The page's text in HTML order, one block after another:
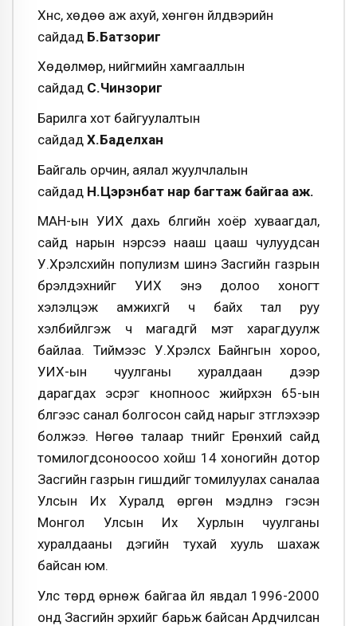
Хүнс, хөдөө аж ахуй, хөнгөн үйлдвэрийн
сайдад Б.Батзориг
Хөдөлмөр, нийгмийн хамгааллын
сайдад С.Чинзориг
Барилга хот байгуулалтын
сайдад Х.Баделхан
Байгаль орчин, аялал жуулчлалын
сайдад Н.Цэрэнбат нар багтаж байгаа аж.
МАН-ын УИХ дахь бүлгийн хоёр хуваагдал,
сайд нарын нэрсээ нааш цааш чулуудсан
У.Хүрэлсүхийн популизм шинэ Засгийн газрын
бүрэлдэхүүнийг УИХ энэ долоо хоногт
хэлэлцэж амжихгүй ч байх тал руу
хэлбийлгэж ч магадгүй мэт харагдуулж
байлаа. Тиймээс У.Хүрэлсүх Байнгын хороо,
УИХ-ын чуулганы хуралдаан дээр
дарагдах эсрэг кнопноос жийрхэн 65-ын
бүлгээс санал болгосон сайд нарыг зүтгүүлэхээр
болжээ. Нөгөө талаар түүнийг Ерөнхий сайд
томилогдсоноосоо хойш 14 хоногийн дотор
Засгийн газрын гишүүдийг томилуулах саналаа
Улсын Их Хуралд өргөн мэдүүлнэ гэсэн
Монгол Улсын Их Хурлын чуулганы
хуралдааны дэгийн тухай хууль шахаж
байсан юм.
Улс төрд өрнөж байгаа үйл явдал 1996-2000
онд Засгийн эрхийг барьж байсан Ардчилсан